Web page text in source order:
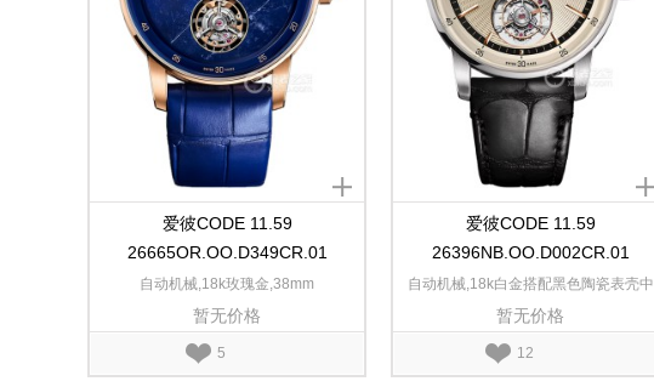
爱彼CODE 11.59
26665OR.OO.D349CR.01
自动机械,18k玫瑰金,38mm
暂无价格
5
爱彼CODE 11.59
26396NB.OO.D002CR.01
自动机械,18k白金搭配黑色陶瓷表壳中
层,41mm
暂无价格
12